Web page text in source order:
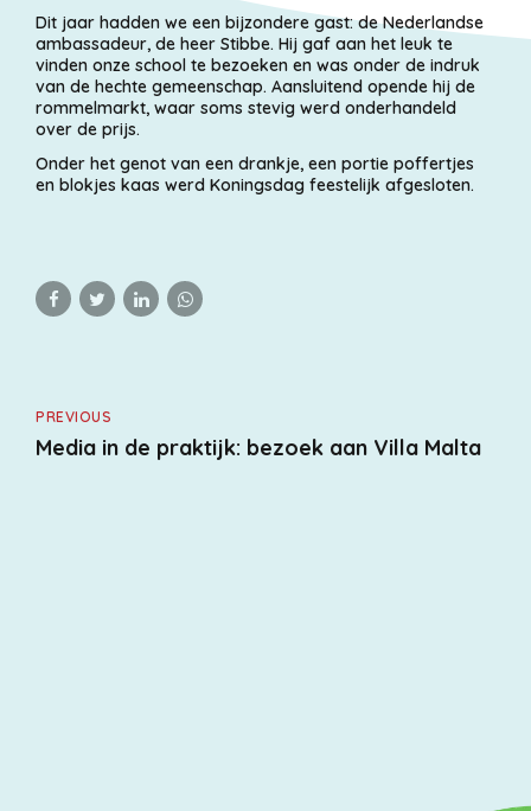
Dit jaar hadden we een bijzondere gast: de Nederlandse
ambassadeur, de heer Stibbe. Hij gaf aan het leuk te
vinden onze school te bezoeken en was onder de indruk
van de hechte gemeenschap. Aansluitend opende hij de
rommelmarkt, waar soms stevig werd onderhandeld
over de prijs.
Onder het genot van een drankje, een portie poffertjes
en blokjes kaas werd Koningsdag feestelijk afgesloten.
PREVIOUS
Media in de praktijk: bezoek aan Villa Malta